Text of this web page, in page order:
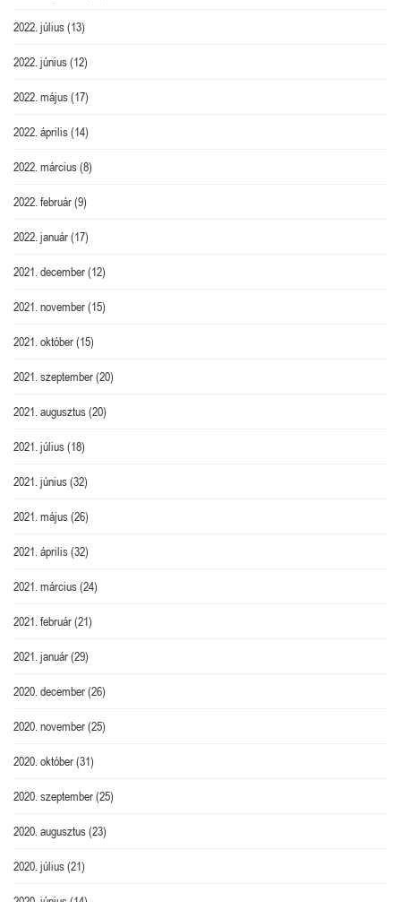
2022. július(13)
2022. június(12)
2022. május(17)
2022. április(14)
2022. március(8)
2022. február(9)
2022. január(17)
2021. december(12)
2021. november(15)
2021. október(15)
2021. szeptember(20)
2021. augusztus(20)
2021. július(18)
2021. június(32)
2021. május(26)
2021. április(32)
2021. március(24)
2021. február(21)
2021. január(29)
2020. december(26)
2020. november(25)
2020. október(31)
2020. szeptember(25)
2020. augusztus(23)
2020. július(21)